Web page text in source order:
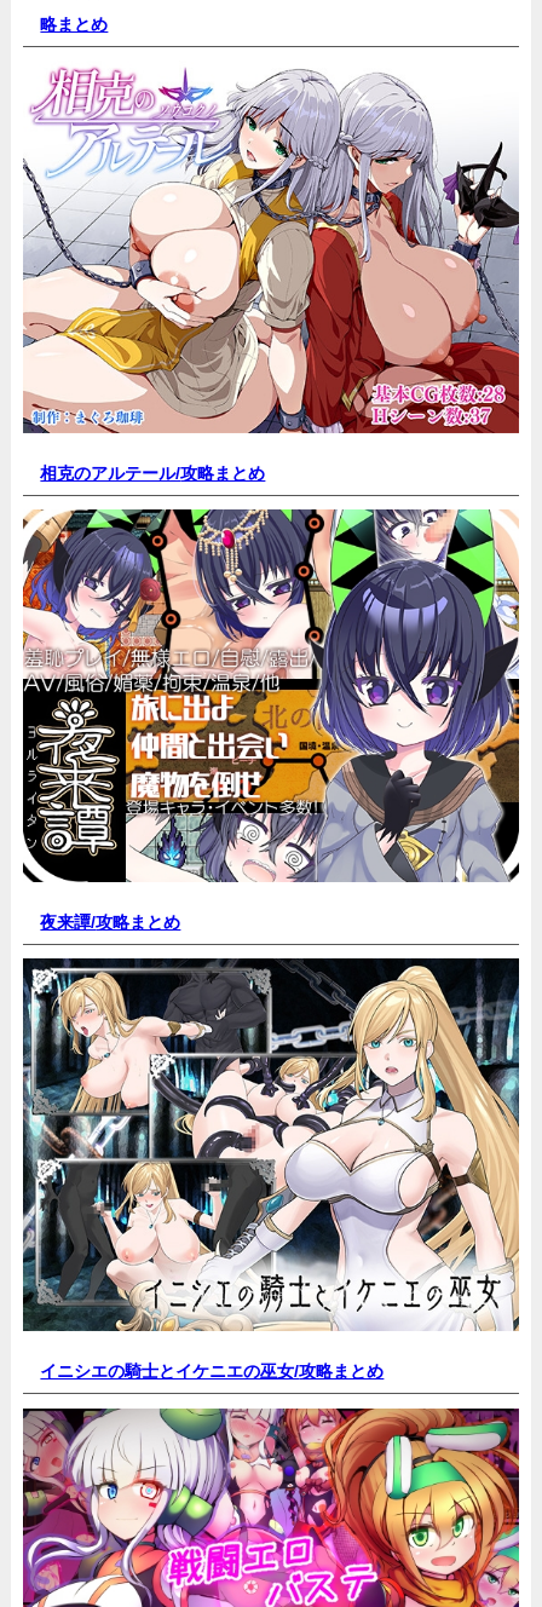
略まとめ
相克のアルテール/攻略まとめ
夜来譚/攻略まとめ
イニシエの騎士とイケニエの巫女/攻略まとめ